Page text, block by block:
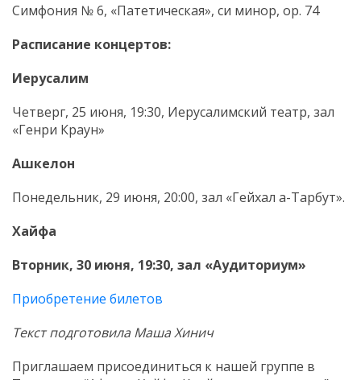
Симфония № 6, «Патетическая», си минор, ор. 74
Расписание концертов:
Иерусалим
Четверг, 25 июня, 19:30, Иерусалимский театр, зал
«Генри Краун»
Ашкелон
Понедельник, 29 июня, 20:00, зал «Гейхал а-Тарбут».
Хайфа
Вторник, 30 июня, 19:30, зал «Аудиториум»
Приобретение билетов
Текст подготовила Маша Хинич
Приглашаем присоединиться к нашей группе в